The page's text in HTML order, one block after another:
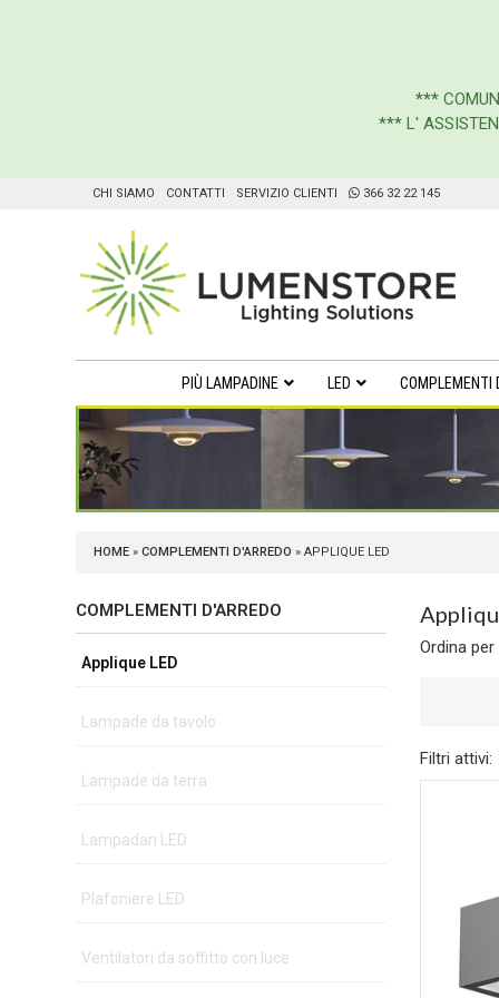
***
*** L'
CHI SIAMO CONTATTI SERVIZIO CLIENTI 366 32 22 145
PIÙ LAMPADINE LED COMPLEMENTI
HOME» COMPLEMENTI D'ARREDO » APPLIQUE LED
COMPLEMENTI D'ARREDO
Applique LED
Lampade da tavolo
Lampade da terra
Lampadari LED
Plafoniere LED
Ventilatori da soffitto con luce
Ordina per
Filtri attivi: